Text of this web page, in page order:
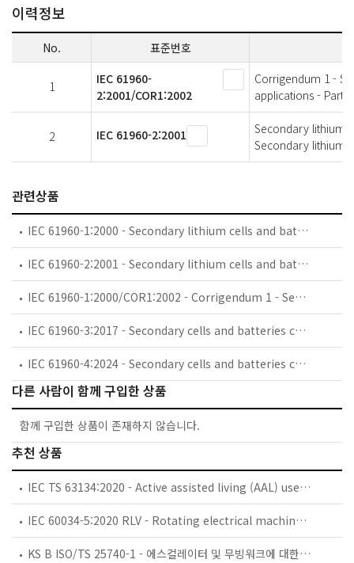
이력정보
No. 표준번호
1
IEC 61960-
2:2001/COR1:2002
Corrigendum 1 -
applications - Part
2 IEC 61960-2:2001
Secondary lithium
Secondary lithium
관련상품
IEC 61960-1:2000 - Secondary lithium cells and batteries for portable applications - Part 1: Secondary lithium cells
IEC 61960-2:2001 - Secondary lithium cells and batteries for portable applications - Part 2: Secondary lithium batteries
IEC 61960-1:2000/COR1:2002 - Corrigendum 1 - Secondary lithium cells and batteries for portable applications - Part 1: Secondary lithium cells
IEC 61960-3:2017 - Secondary cells and batteries containing alkaline or other non-acid electrolytes - Secondary lithium cells and batteries for portable applications - Part 3: Prismatic and cylindrical lithium secondary cells and batteries made from them
IEC 61960-4:2024 - Secondary cells and batteries containing alkaline or other non-acid electrolytes - Secondary lithium cells and batteries for portable applications - Part 4: Coin secondary lithium cells, and batteries made from them
다른 사람이 함께 구입한 상품
함께 구입한 상품이 존재하지 않습니다.
추천 상품
IEC TS 63134:2020 - Active assisted living (AAL) use cases
IEC 60034-5:2020 RLV - Rotating electrical machines - Part 5: Degrees of protection provided by the integral design of rotating electrical machines (IP code) - Classification
KS B ISO/TS 25740-1 - 에스컬레이터 및 무빙워크에 대한 안전요건 — 제1부: 세계공통 필수 안전요건(GESRs)